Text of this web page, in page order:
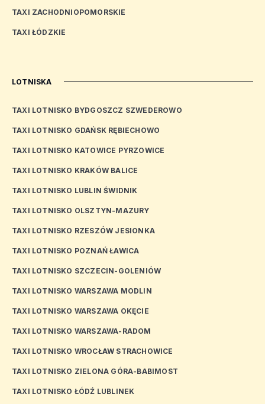
TAXI ZACHODNIOPOMORSKIE
TAXI ŁÓDZKIE
LOTNISKA
TAXI LOTNISKO BYDGOSZCZ SZWEDEROWO
TAXI LOTNISKO GDAŃSK RĘBIECHOWO
TAXI LOTNISKO KATOWICE PYRZOWICE
TAXI LOTNISKO KRAKÓW BALICE
TAXI LOTNISKO LUBLIN ŚWIDNIK
TAXI LOTNISKO OLSZTYN-MAZURY
TAXI LOTNISKO RZESZÓW JESIONKA
TAXI LOTNISKO POZNAŃ ŁAWICA
TAXI LOTNISKO SZCZECIN-GOLENIÓW
TAXI LOTNISKO WARSZAWA MODLIN
TAXI LOTNISKO WARSZAWA OKĘCIE
TAXI LOTNISKO WARSZAWA-RADOM
TAXI LOTNISKO WROCŁAW STRACHOWICE
TAXI LOTNISKO ZIELONA GÓRA-BABIMOST
TAXI LOTNISKO ŁÓDŹ LUBLINEK